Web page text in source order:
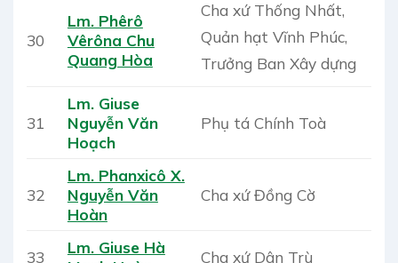
30
Lm. Phêrô
Vêrôna Chu
Quang Hòa
Cha xứ Thống Nhất,
Quản hạt Vĩnh Phúc,
Trưởng Ban Xây dựng
31
Lm. Giuse
Nguyễn Văn
Hoạch
Phụ tá Chính Toà
32
Lm. Phanxicô X.
Nguyễn Văn
Hoàn
Cha xứ Đồng Cờ
33
Lm. Giuse Hà
Cha xứ Dân Trù